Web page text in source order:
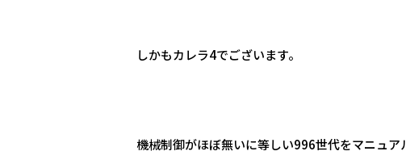
しかもカレラ4でございます。
機械制御がほぼ無いに等しい996世代をマニュア